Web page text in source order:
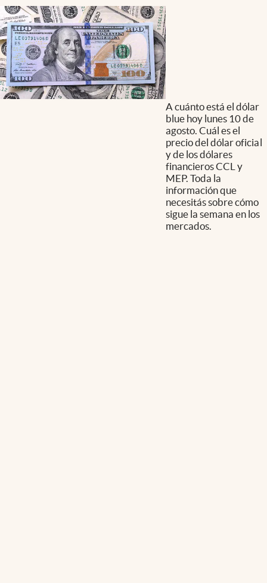
A cuánto está el dólar
blue hoy lunes 10 de
agosto. Cuál es el
precio del dólar oficial
y de los dólares
financieros CCL y
MEP. Toda la
información que
necesitás sobre cómo
sigue la semana en los
mercados.